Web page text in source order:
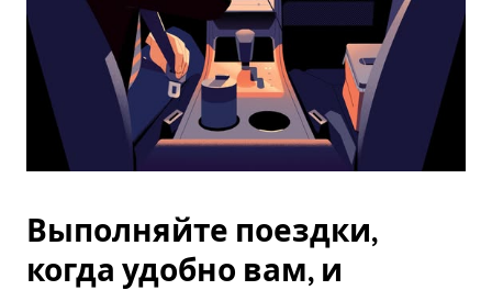
Выполняйте поездки,
когда удобно вам, и